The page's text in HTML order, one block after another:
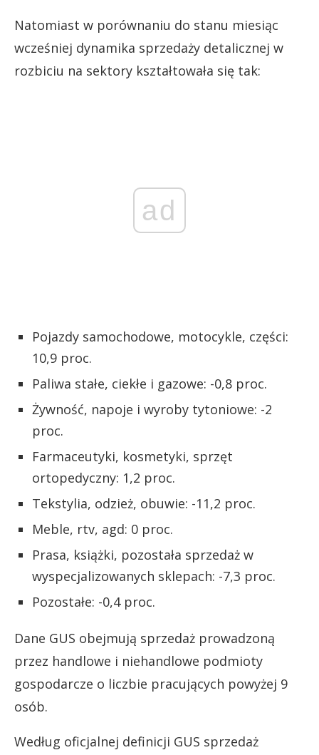
Natomiast w porównaniu do stanu miesiąc
wcześniej dynamika sprzedaży detalicznej w
rozbiciu na sektory kształtowała się tak:
ad
Pojazdy samochodowe, motocykle, części:
10,9 proc.
Paliwa stałe, ciekłe i gazowe: -0,8 proc.
Żywność, napoje i wyroby tytoniowe: -2
proc.
Farmaceutyki, kosmetyki, sprzęt
ortopedyczny: 1,2 proc.
Tekstylia, odzież, obuwie: -11,2 proc.
Meble, rtv, agd: 0 proc.
Prasa, książki, pozostała sprzedaż w
wyspecjalizowanych sklepach: -7,3 proc.
Pozostałe: -0,4 proc.
Dane GUS obejmują sprzedaż prowadzoną
przez handlowe i niehandlowe podmioty
gospodarcze o liczbie pracujących powyżej 9
osób.
Według oficjalnej definicji GUS sprzedaż